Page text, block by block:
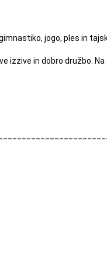
jogo, ples in
izzive in dobro družbo.